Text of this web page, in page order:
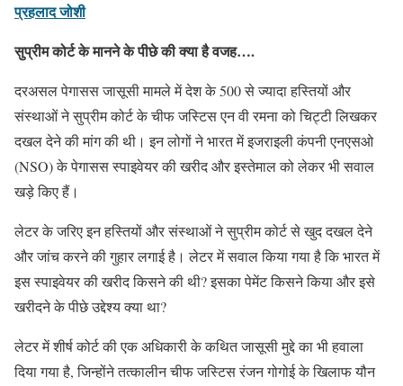
प्रहलाद जोशी
सुप्रीम कोर्ट के मानने के पीछे की क्या है वजह….
दरअसल पेगासस जासूसी मामले में देश के 500 से ज्यादा हस्तियों और
संस्थाओं ने सुप्रीम कोर्ट के चीफ जस्टिस एन वी रमना को चिट्टी लिखकर
दखल देने की मांग की थी। इन लोगों ने भारत में इजराइली कंपनी एनएसओ
(NSO) के पेगासस स्पाइवेयर की खरीद और इस्तेमाल को लेकर भी सवाल
खड़े किए हैं।
लेटर के जरिए इन हस्तियों और संस्थाओं ने सुप्रीम कोर्ट से खुद दखल देने
और जांच करने की गुहार लगाई है। लेटर में सवाल किया गया है कि भारत में
इस स्पाइवेयर की खरीद किसने की थी? इसका पेमेंट किसने किया और इसे
खरीदने के पीछे उद्देश्य क्या था?
लेटर में शीर्ष कोर्ट की एक अधिकारी के कथित जासूसी मुद्दे का भी हवाला
दिया गया है, जिन्होंने तत्कालीन चीफ जस्टिस रंजन गोगोई के खिलाफ यौन